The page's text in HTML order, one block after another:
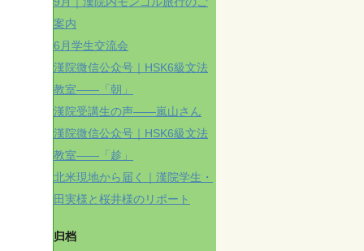
案内
6月学生交流会
漢院微信公众号｜HSK6級文法
教室——「朝」
漢院受講生の声——嵐山さん
漢院微信公众号｜HSK6級文法
教室——「趁」
北米現地から届く｜漢院学生・
田実様と桜井様のリポート
归档